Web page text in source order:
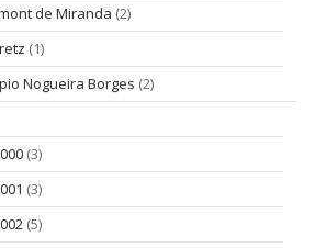
de Miranda (2)
(1)
Nogueira Borges (2)
(3)
(3)
(5)